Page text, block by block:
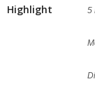
Highlight 5